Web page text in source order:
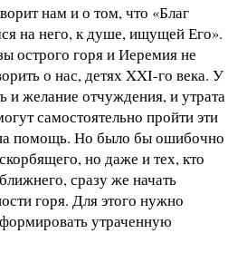
нам и о том, что «Благ
на него, к душе, ищущей Его».
острого горя и Иеремия не
о нас, детях XXI-го века. У
и желание отчуждения, и утрата
самостоятельно пройти эти
помощь. Но было бы ошибочно
но даже и тех, кто
сразу же начать
горя. Для этого нужно
утраченную